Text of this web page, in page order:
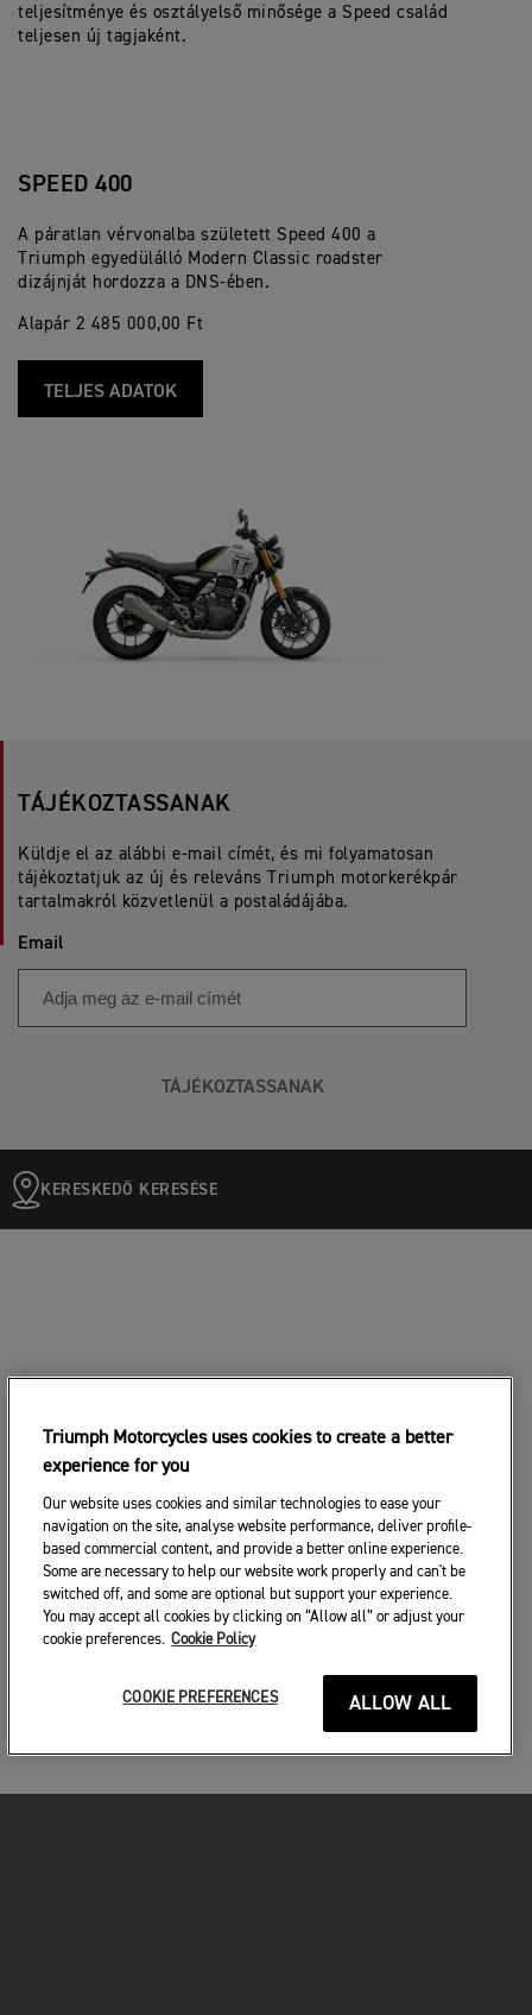
teljesítménye és osztályelső minősége a Speed család
teljesen új tagjaként.
SPEED 400
A páratlan vérvonalba született Speed 400 a
Triumph egyedülálló Modern Classic roadster
dizájnját hordozza a DNS-ében.
Alapár 2 485 000,00 Ft
TELJES ADATOK
TÁJÉKOZTASSANAK
Küldje el az alábbi e-mail címét, és mi folyamatosan
tájékoztatjuk az új és releváns Triumph motorkerékpár
tartalmakról közvetlenül a postaládájába.
Email
TÁJÉKOZTASSANAK
KERESKEDŐ KERESÉSE
Triumph Motorcycles uses cookies to create a better
experience for you
Our website uses cookies and similar technologies to ease your
navigation on the site, analyse website performance, deliver profile-
based commercial content, and provide a better online experience.
Some are necessary to help our website work properly and can't be
switched off, and some are optional but support your experience.
You may accept all cookies by clicking on “Allow all” or adjust your
cookie preferences. Cookie Policy
ALLOW ALL
COOKIE PREFERENCES